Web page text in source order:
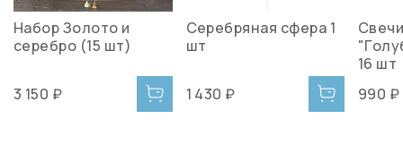
Набор Золото и
серебро (15 шт)
3 150 ₽
Серебряная сфера 1
шт
1 430 ₽
16 шт
990 ₽